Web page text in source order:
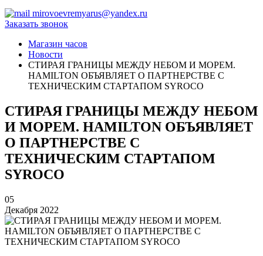
mirovoevremyarus@yandex.ru
Заказать звонок
Магазин часов
Новости
СТИРАЯ ГРАНИЦЫ МЕЖДУ НЕБОМ И МОРЕМ.
HAMILTON ОБЪЯВЛЯЕТ О ПАРТНЕРСТВЕ С
ТЕХНИЧЕСКИМ СТАРТАПОМ SYROCO
СТИРАЯ ГРАНИЦЫ МЕЖДУ НЕБОМ
И МОРЕМ. HAMILTON ОБЪЯВЛЯЕТ
О ПАРТНЕРСТВЕ С
ТЕХНИЧЕСКИМ СТАРТАПОМ
SYROCO
05
Декабря 2022